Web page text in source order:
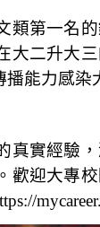
類第一名的
二升大
能力感
實經驗
歡迎大專